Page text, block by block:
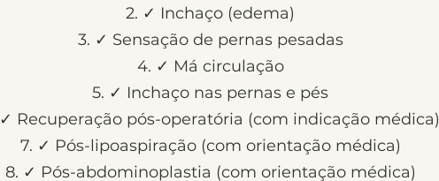
✓ Inchaço (edema)
✓ Sensação de pernas pesadas
✓ Má circulação
✓ Inchaço nas pernas e pés
✓ Recuperação pós-operatória (com indicação médica)
✓ Pós-lipoaspiração (com orientação médica)
✓ Pós-abdominoplastia (com orientação médica)